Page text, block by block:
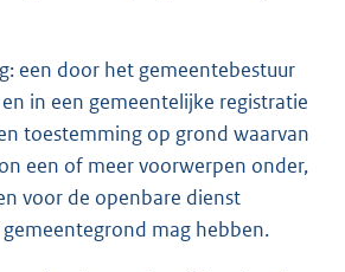
een door het gemeentebestuur
in een gemeentelijke registratie
toestemming op grond waarvan
een of meer voorwerpen onder,
voor de openbare dienst
mag hebben.